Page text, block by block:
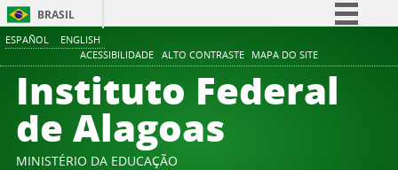
ESPAÑOL ENGLISH
ACESSIBILIDADE ALTO CONTRASTE MAPA DO SITE
BRASIL
Comunica BR
Participe
Instituto Federal
de Alagoas
MINISTÉRIO DA EDUCAÇÃO